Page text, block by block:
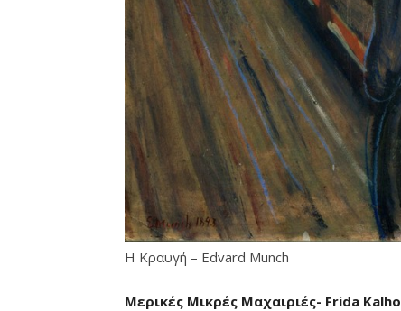
Η Κραυγή – Edvard Munch
Μερικές Μικρές Μαχαιριές- Frida Kalho